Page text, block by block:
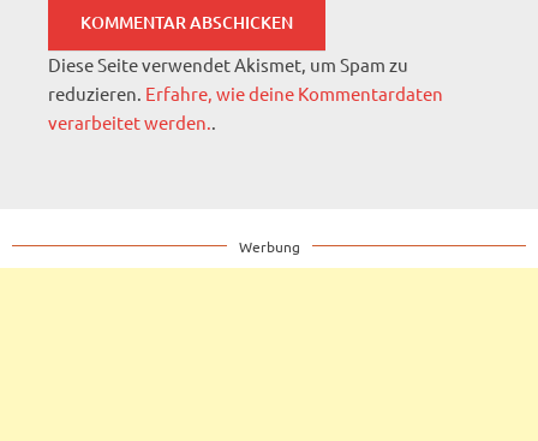
Diese Seite verwendet Akismet, um Spam zu
reduzieren. Erfahre, wie deine Kommentardaten
verarbeitet werden..
Werbung